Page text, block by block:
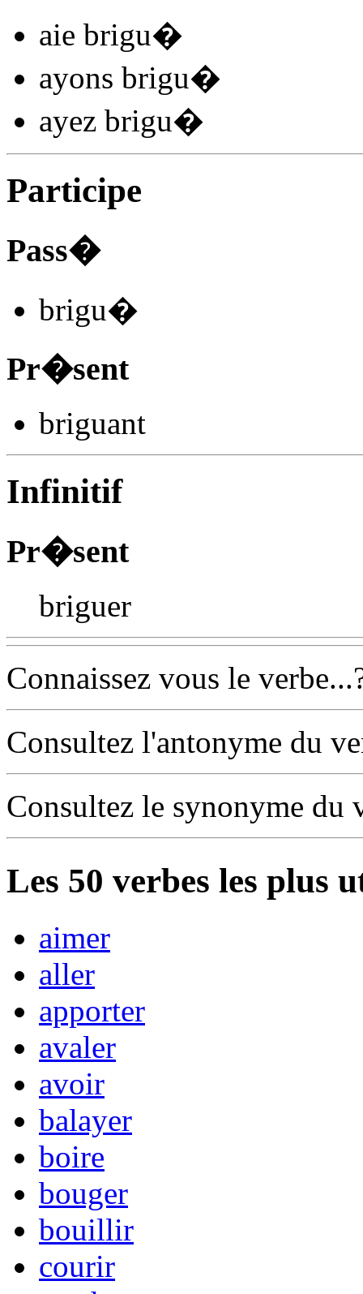
aie brigu�
ayons brigu�
ayez brigu�
Participe
Pass�
brigu�
Pr�sent
briguant
Infinitif
Pr�sent
briguer
Connaissez vous le
Consultez l'antonyme du
Consultez le synonyme du
Les 50 verbes les plus
aimer
aller
apporter
avaler
avoir
balayer
boire
bouger
bouillir
courir